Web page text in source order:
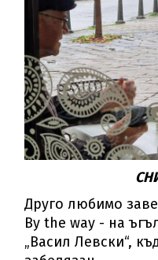
Друго любимо
By the way - на
„Васил Левски“,